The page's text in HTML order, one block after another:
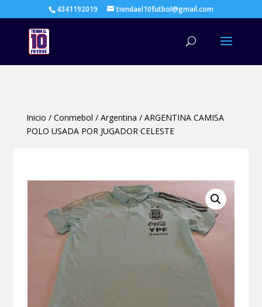
4341192019 tiendael10futbol@gmail.com
Inicio / Conmebol / Argentina / ARGENTINA CAMISA
POLO USADA POR JUGADOR CELESTE